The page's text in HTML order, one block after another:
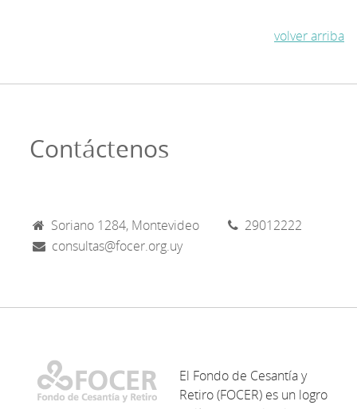
volver arriba
Contáctenos
Soriano 1284, Montevideo
29012222
consultas@focer.org.uy
El Fondo de Cesantía y
Retiro (FOCER) es un logro